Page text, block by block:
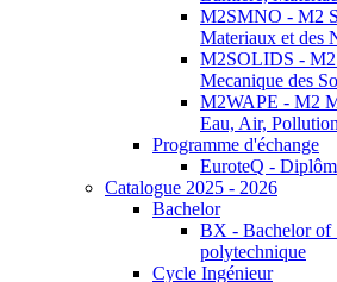
M2SMNO - M2
Materiaux et des
M2SOLIDS -
Mecanique des
M2WAPE - M2
Eau, Air,
Programme d'échange
EuroteQ -
Catalogue 2025 - 2026
Bachelor
BX - Bachelor of
polytechnique
Cycle Ingénieur